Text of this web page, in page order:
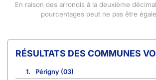
En raison des arrondis à la deuxième
pourcentages peut ne pas être
COMMUNES
1.
Périgny (03)